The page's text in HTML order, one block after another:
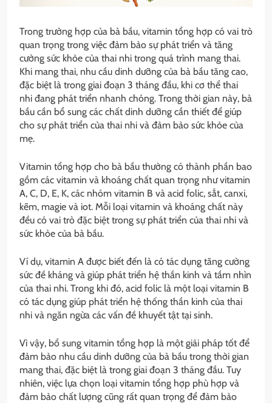
Trong trường hợp của bà bầu, vitamin tổng hợp có vai trò
quan trọng trong việc đảm bảo sự phát triển và tăng
cường sức khỏe của thai nhi trong quá trình mang thai.
Khi mang thai, nhu cầu dinh dưỡng của bà bầu tăng cao,
đặc biệt là trong giai đoạn 3 tháng đầu, khi cơ thể thai
nhi đang phát triển nhanh chóng. Trong thời gian này, bà
bầu cần bổ sung các chất dinh dưỡng cần thiết để giúp
cho sự phát triển của thai nhi và đảm bảo sức khỏe của
mẹ.
Vitamin tổng hợp cho bà bầu thường có thành phần bao
gồm các vitamin và khoáng chất quan trọng như vitamin
A, C, D, E, K, các nhóm vitamin B và acid folic, sắt, canxi,
kẽm, magie và iot. Mỗi loại vitamin và khoáng chất này
đều có vai trò đặc biệt trong sự phát triển của thai nhi và
sức khỏe của bà bầu.
Ví dụ, vitamin A được biết đến là có tác dụng tăng cường
sức đề kháng và giúp phát triển hệ thần kinh và tầm nhìn
của thai nhi. Trong khi đó, acid folic là một loại vitamin B
có tác dụng giúp phát triển hệ thống thần kinh của thai
nhi và ngăn ngừa các vấn đề khuyết tật tại sinh.
Vì vậy, bổ sung vitamin tổng hợp là một giải pháp tốt để
đảm bảo nhu cầu dinh dưỡng của bà bầu trong thời gian
mang thai, đặc biệt là trong giai đoạn 3 tháng đầu. Tuy
nhiên, việc lựa chọn loại vitamin tổng hợp phù hợp và
đảm bảo chất lượng cũng rất quan trọng để đảm bảo